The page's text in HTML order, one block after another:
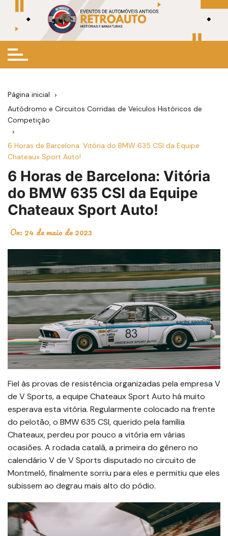
conteúdo
Página inicial
Autódromo e Circuitos Corridas de Veículos Históricos de
Competição
6 Horas de Barcelona: Vitória do BMW 635 CSI da Equipe
Chateaux Sport Auto!
6 Horas de Barcelona: Vitória
do BMW 635 CSI da Equipe
Chateaux Sport Auto!
On: 24 de maio de 2023
Fiel às provas de resistência organizadas pela empresa V
de V Sports, a equipe Chateaux Sport Auto há muito
esperava esta vitória. Regularmente colocado na frente
do pelotão, o BMW 635 CSI, querido pela família
Chateaux, perdeu por pouco a vitória em várias
ocasiões. A rodada catalã, a primeira do gênero no
calendário V de V Sports disputado no circuito de
Montmeló, finalmente sorriu para eles e permitiu que eles
subissem ao degrau mais alto do pódio.